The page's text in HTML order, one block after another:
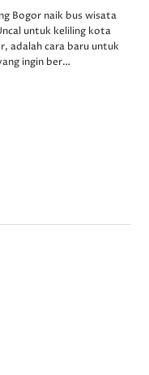
Bogor naik bus wisata
untuk keliling kota
adalah cara baru untuk
ingin ber…